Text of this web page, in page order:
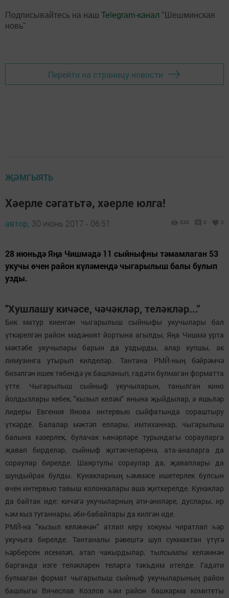
Подписывайтесь на наш Telegram-канал "Шешминская
новь"
Перейти на страницу новости
ҖӘМГЫЯТЬ
Хәерле сәгатьтә, хәерле юлга!
автор, 30 июнь 2017 - 06:51 838 0 0
28 июньдә Яңа Чишмәдә 11 сыйныфны тәмамлаган 53
укучы өчен район күләмендә чыгарылыш балы булып
узды.
"Хушлашу кичәсе, чәчәкләр, теләкләр..."
Бик матур киенгән чыгарылыш сыйныфы укучылары бал
үткәрелгән район мәдәният йортына агылды, Яңа Чишмә урта
мәктәбе укучылары барын да уздырды, алар купшы, ак
лимузинга утырып килделәр. Тантана РМЙ-ның бәйрәмчә
бизәлгән ишек төбендә үк башланып, гадәти булмаган форматта
үтте. Чыгарылыш сыйныф укучыларын, танылган кино
йолдызлары кебек, "кызыл келәм" янына җыйдылар, ә яшьләр
лидеры Евгения Янова интервью сыйфатында сораштыру
үткәрде. Балалар мәктәп еллары, имтиханнар, чыгарылыш
балына хәзерлек, булачак һөнәрләре турындагы сорауларга
җавап бирделәр, сыйныф җитәкчеләренә, ата-аналарга да
сораулар бирелде. Шаяртулы сораулар да, җаваплары да
шундыйрак булды. Кунакларның һәммәсе ишетерлек булсын
өчен интервью тавыш колонкалары аша җиткерелде. Кунаклар
да байтак иде: кичәгә укучыларның әти-әниләре, дуслары, ир
һәм кыз туганнары, әби-бабайлары да килгән иде.
РМЙ-на "кызыл келәмнән" атлап керү хокукы чиратлап һәр
укучыга бирелде. Тантаналы рәвештә шул сукмактан үтүгә
һәрберсен исемләп, атап чакырдылар, тылсымлы келәмнән
барганда изге теләкләрен теләргә тәкъдим ителде. Гадәти
булмаган формат чыгарылыш сыйныф укучыларының район
башлыгы Вячеслав Козлов һәм район башкарма комитеты